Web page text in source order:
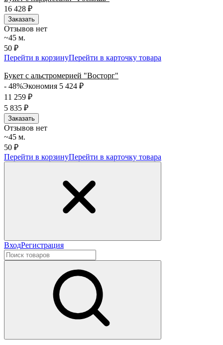
16 428 ₽
Заказать
Отзывов нет
~45 м.
50 ₽
Перейти в корзинуПерейти в карточку товара
Букет с альстромерией "Восторг"
- 48%Экономия 5 424 ₽
11 259 ₽
5 835 ₽
Заказать
Отзывов нет
~45 м.
50 ₽
Перейти в корзинуПерейти в карточку товара
ВходРегистрация